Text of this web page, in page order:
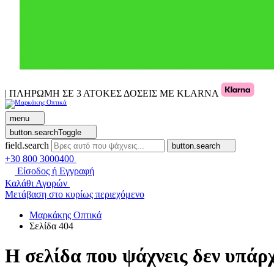
| ΠΛΗΡΩΜΗ ΣΕ 3 ΑΤΟΚΕΣ ΔΟΣΕΙΣ ΜΕ KLARNA
menu
button.searchToggle
field.search button.search
+30 800 3000400
Είσοδος ή Εγγραφή
Καλάθι Αγορών
Μετάβαση στο κυρίως περιεχόμενο
Μαρκάκης Οπτικά
Σελίδα 404
Η σελίδα που ψάχνεις δεν